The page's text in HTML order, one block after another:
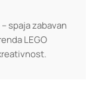
spaja zabavan
LEGO